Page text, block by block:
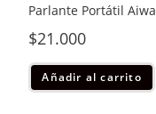
Parlante Portátil Aiwa
$21.000
Añadir al carrito